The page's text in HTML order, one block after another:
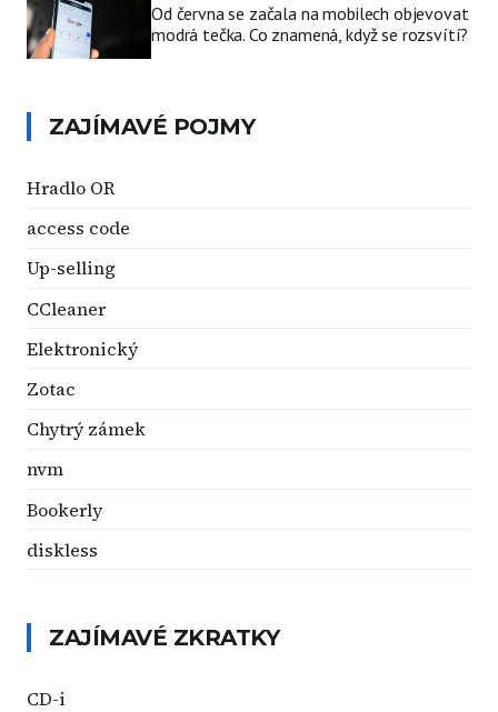
Od června se začala na mobilech objevovat
modrá tečka. Co znamená, když se rozsvítí?
ZAJÍMAVÉ POJMY
Hradlo OR
access code
Up-selling
CCleaner
Elektronický
Zotac
Chytrý zámek
nvm
Bookerly
diskless
ZAJÍMAVÉ ZKRATKY
CD-i